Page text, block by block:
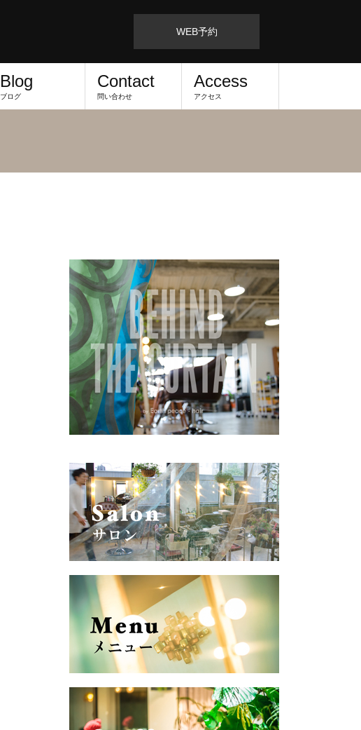
WEB予約
Blog
ブログ
Contact
問い合わせ
Access
アクセス